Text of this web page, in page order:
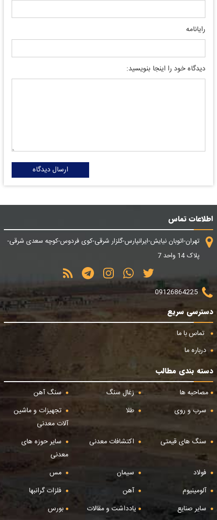
رایانامه
دیدگاه خود را اینجا بنویسید:
ارسال دیدگاه
اطلاعات تماس
تهران-اتوبان نیایش-ایرانپارس-گلزار شرقی-کوی فردوس-کوچه سعدی شرقی-
پلاک 14 واحد 7
09126864225
دسترسی سریع
تماس با ما
درباره ما
دسته بندی مطالب
مصاحبه ها
زغال سنگ
سنگ آهن
سرب و روی
طلا
تجهیزات و ماشین
آلات معدنی
سنگ های قیمتی
اکتشافات معدنی
سایر حوزه های
معدنی
فولاد
سیمان
مس
آلومینیوم
آهن
فلزات گرانبها
سایر صنایع
یادداشت و مقالات بورس